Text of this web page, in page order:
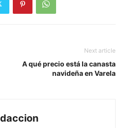
Next article
A qué precio está la canasta
navideña en Varela